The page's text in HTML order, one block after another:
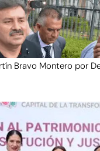
Bravo Montero por